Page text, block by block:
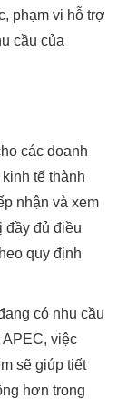
phạm vi hỗ trợ
cầu của
các doanh
tế thành
nhận và xem
đầy đủ điều
quy định
có nhu cầu
việc
sẽ giúp tiết
hơn trong